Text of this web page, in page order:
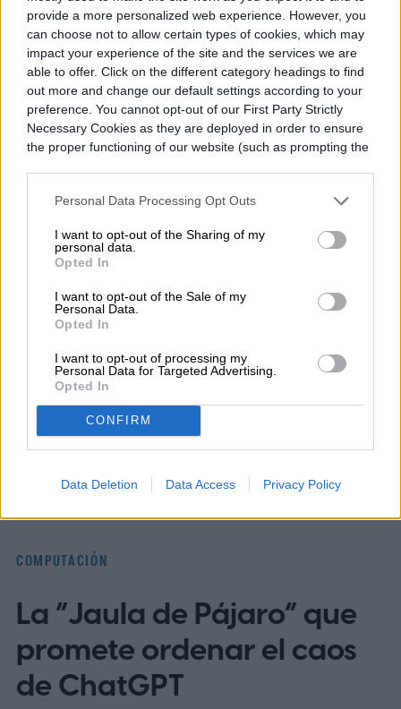
provide a more personalized web experience. However, you
can choose not to allow certain types of cookies, which may
impact your experience of the site and the services we are
able to offer. Click on the different category headings to find
out more and change our default settings according to your
preference. You cannot opt-out of our First Party Strictly
Necessary Cookies as they are deployed in order to ensure
the proper functioning of our website (such as prompting the
Personal Data Processing Opt Outs
I want to opt-out of the Sharing of my
personal data.
Opted In
I want to opt-out of the Sale of my
Personal Data.
Opted In
I want to opt-out of processing my
Personal Data for Targeted Advertising.
Opted In
CONFIRM
Data Deletion Data Access Privacy Policy
más se exigen Intel y AMD, mejor suele ser
la siguiente generación de PCs.
Diego Bastarrica
Diego Bastarrica es Senior Editor y Head of
Content en Digital Trends en Español,
donde lidera la estrategia editorial, SEO…
Topics
NoticiasHomepage
COMPUTACIÓN
La “Jaula de Pájaro” que
promete ordenar el caos
de ChatGPT